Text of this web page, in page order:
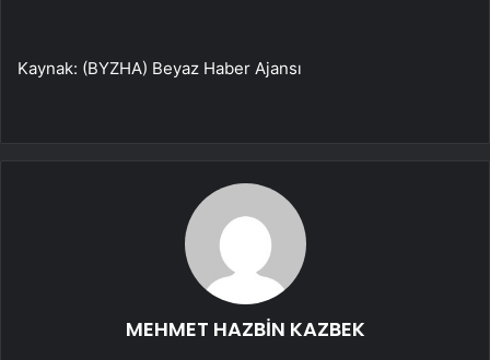
Kaynak: (BYZHA) Beyaz Haber Ajansı
MEHMET HAZBİN KAZBEK